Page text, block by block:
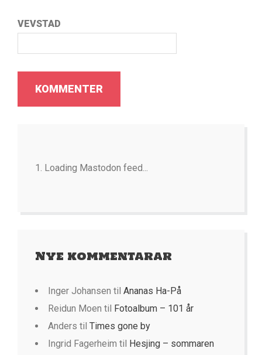
VEVSTAD
Loading Mastodon feed...
Nye kommentarar
Inger Johansen til Ananas Ha-På
Reidun Moen til Fotoalbum – 101 år
Anders til Times gone by
Ingrid Fagerheim til Hesjing – sommaren